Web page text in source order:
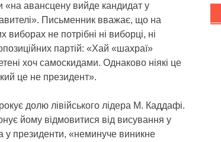
«на авансцену вийде кандидат у
Письменник вважає, що на
виборах не потрібні ні виборці, ні
партій: «Хай «шахраї»
хоч самоскидами. Однаково ніякі це
це не президент».
долю лівійського лідера М. Каддафі.
йому відмовитися від висування у
у президенти, «неминуче виникне